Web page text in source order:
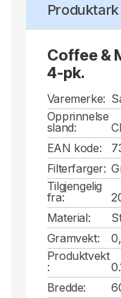
Coffee &
4-pk.
Varemerke:
Opprinnelse
sland:
EAN kode:
Filterfarger:
Tilgjengelig
fra:
Material:
Gramvekt:
Produktvekt
:
Bredde: